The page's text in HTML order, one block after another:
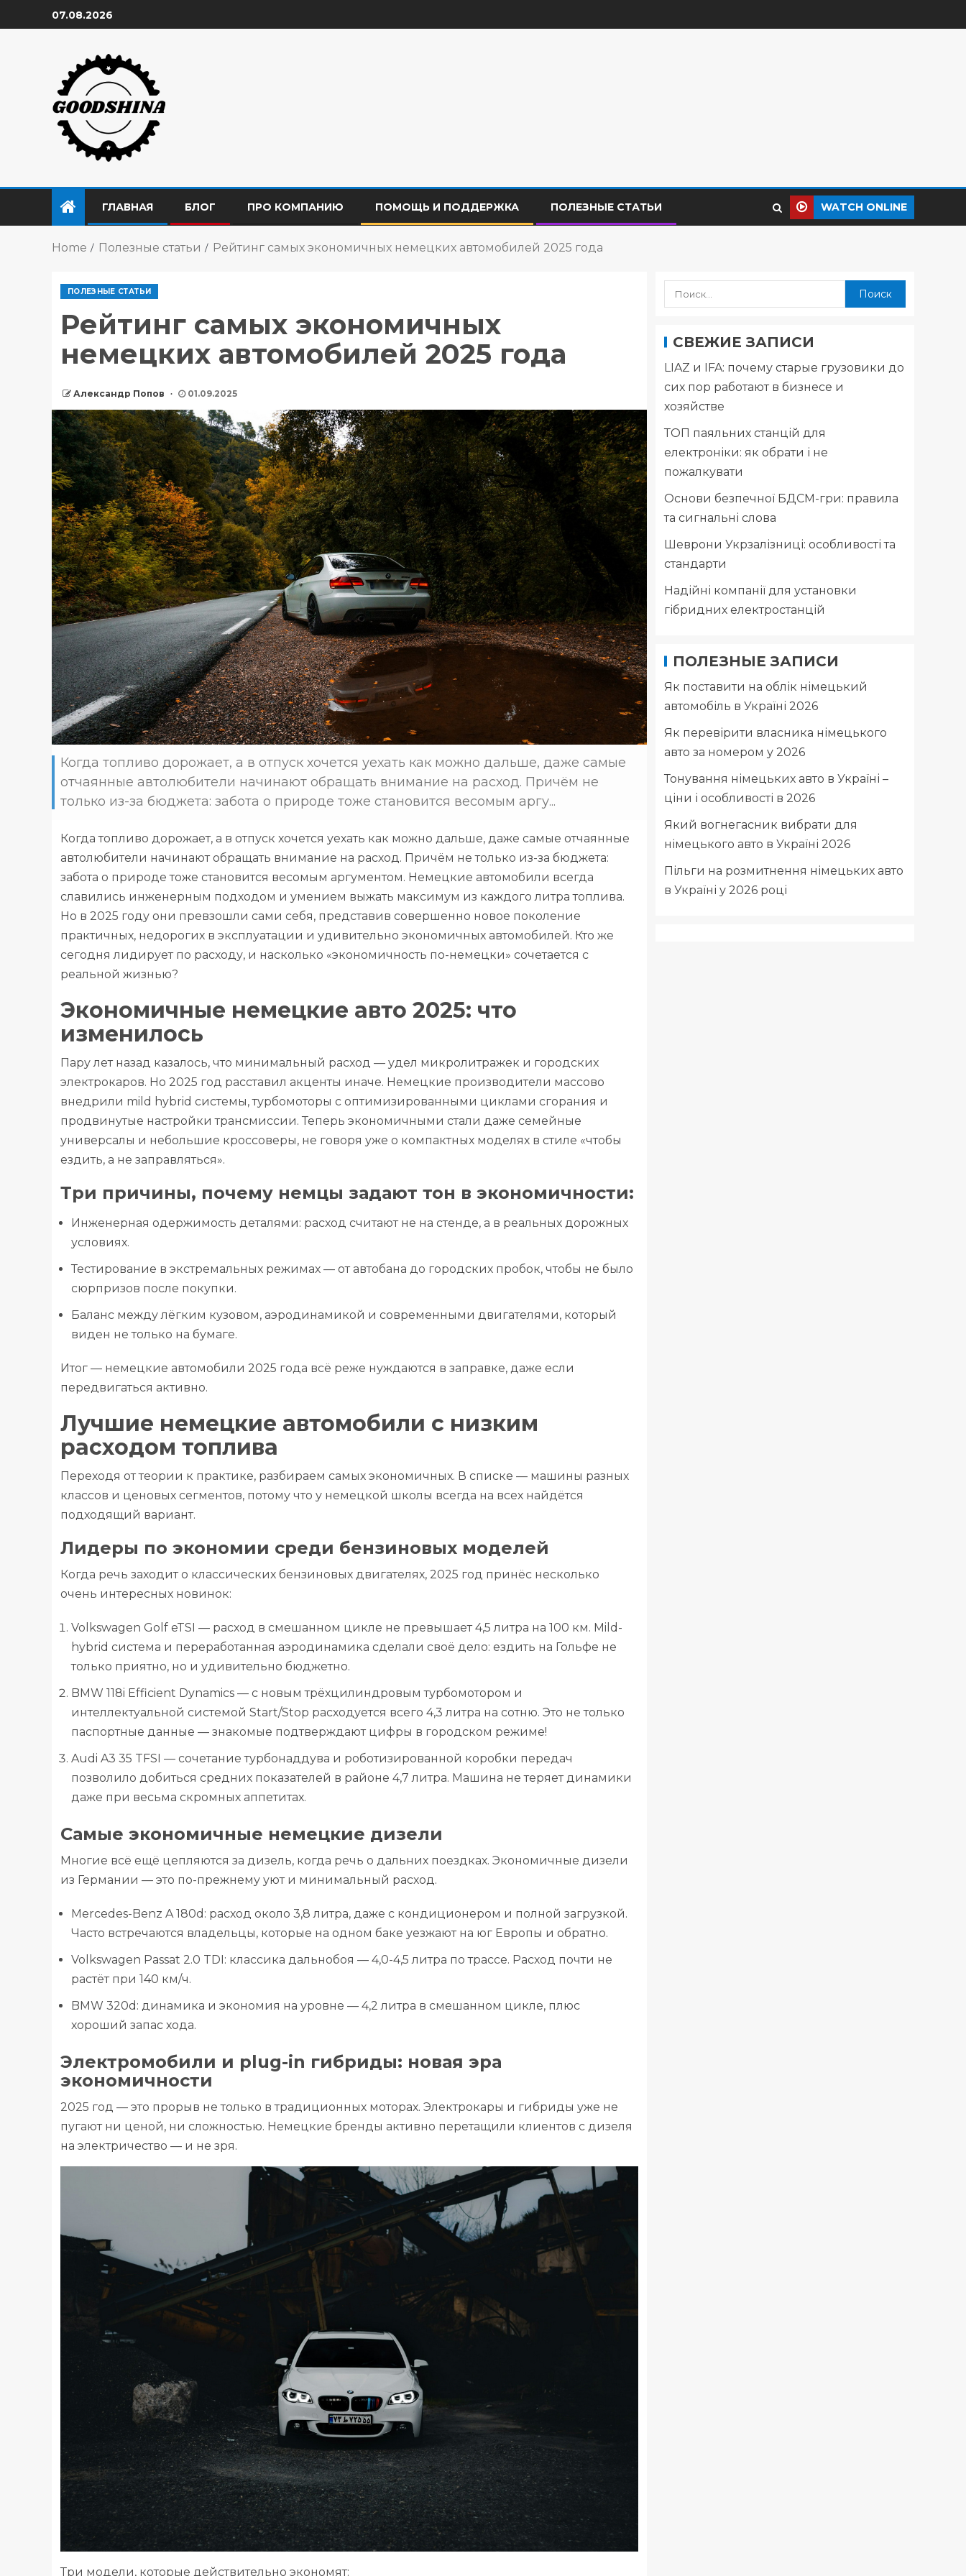
07.08.2026
ГЛАВНАЯ БЛОГ ПРО КОМПАНИЮ ПОМОЩЬ И ПОДДЕРЖКА ПОЛЕЗНЫЕ СТАТЬИ WATCH ONLINE
Home Полезные статьи Рейтинг самых экономичных немецких автомобилей 2025 года
ПОЛЕЗНЫЕ СТАТЬИ
Рейтинг самых экономичных
немецких автомобилей 2025 года
Александр Попов 01.09.2025
Когда топливо дорожает, а в отпуск хочется уехать как можно дальше, даже самые
отчаянные автолюбители начинают обращать внимание на расход. Причём не
только из-за бюджета: забота о природе тоже становится весомым аргу...
Когда топливо дорожает, а в отпуск хочется уехать как можно дальше, даже самые отчаянные
автолюбители начинают обращать внимание на расход. Причём не только из-за бюджета:
забота о природе тоже становится весомым аргументом. Немецкие автомобили всегда
славились инженерным подходом и умением выжать максимум из каждого литра топлива.
Но в 2025 году они превзошли сами себя, представив совершенно новое поколение
практичных, недорогих в эксплуатации и удивительно экономичных автомобилей. Кто же
сегодня лидирует по расходу, и насколько «экономичность по-немецки» сочетается с
реальной жизнью?
Экономичные немецкие авто 2025: что
изменилось
Пару лет назад казалось, что минимальный расход — удел микролитражек и городских
электрокаров. Но 2025 год расставил акценты иначе. Немецкие производители массово
внедрили mild hybrid системы, турбомоторы с оптимизированными циклами сгорания и
продвинутые настройки трансмиссии. Теперь экономичными стали даже семейные
универсалы и небольшие кроссоверы, не говоря уже о компактных моделях в стиле «чтобы
ездить, а не заправляться».
Три причины, почему немцы задают тон в экономичности:
Инженерная одержимость деталями: расход считают не на стенде, а в реальных дорожных
условиях.
Тестирование в экстремальных режимах — от автобана до городских пробок, чтобы не было
сюрпризов после покупки.
Баланс между лёгким кузовом, аэродинамикой и современными двигателями, который
виден не только на бумаге.
Итог — немецкие автомобили 2025 года всё реже нуждаются в заправке, даже если
передвигаться активно.
Лучшие немецкие автомобили с низким
расходом топлива
Переходя от теории к практике, разбираем самых экономичных. В списке — машины разных
классов и ценовых сегментов, потому что у немецкой школы всегда на всех найдётся
подходящий вариант.
Лидеры по экономии среди бензиновых моделей
Когда речь заходит о классических бензиновых двигателях, 2025 год принёс несколько
очень интересных новинок:
Volkswagen Golf eTSI — расход в смешанном цикле не превышает 4,5 литра на 100 км. Mild-
hybrid система и переработанная аэродинамика сделали своё дело: ездить на Гольфе не
только приятно, но и удивительно бюджетно.
BMW 118i Efficient Dynamics — с новым трёхцилиндровым турбомотором и
интеллектуальной системой Start/Stop расходуется всего 4,3 литра на сотню. Это не только
паспортные данные — знакомые подтверждают цифры в городском режиме!
Audi A3 35 TFSI — сочетание турбонаддува и роботизированной коробки передач
позволило добиться средних показателей в районе 4,7 литра. Машина не теряет динамики
даже при весьма скромных аппетитах.
Самые экономичные немецкие дизели
Многие всё ещё цепляются за дизель, когда речь о дальних поездках. Экономичные дизели
из Германии — это по-прежнему уют и минимальный расход.
Mercedes-Benz A 180d: расход около 3,8 литра, даже с кондиционером и полной загрузкой.
Часто встречаются владельцы, которые на одном баке уезжают на юг Европы и обратно.
Volkswagen Passat 2.0 TDI: классика дальнобоя — 4,0-4,5 литра по трассе. Расход почти не
растёт при 140 км/ч.
BMW 320d: динамика и экономия на уровне — 4,2 литра в смешанном цикле, плюс
хороший запас хода.
Электромобили и plug-in гибриды: новая эра
экономичности
2025 год — это прорыв не только в традиционных моторах. Электрокары и гибриды уже не
пугают ни ценой, ни сложностью. Немецкие бренды активно перетащили клиентов с дизеля
на электричество — и не зря.
Три модели, которые действительно экономят:
СВЕЖИЕ ЗАПИСИ
LIAZ и IFA: почему старые грузовики до
сих пор работают в бизнесе и
хозяйстве
ТОП паяльних станцій для
електроніки: як обрати і не
пожалкувати
Основи безпечної БДСМ-гри: правила
та сигнальні слова
Шеврони Укрзалізниці: особливості та
стандарти
Надійні компанії для установки
гібридних електростанцій
ПОЛЕЗНЫЕ ЗАПИСИ
Як поставити на облік німецький
автомобіль в Україні 2026
Як перевірити власника німецького
авто за номером у 2026
Тонування німецьких авто в Україні –
ціни і особливості в 2026
Який вогнегасник вибрати для
німецького авто в Україні 2026
Пільги на розмитнення німецьких авто
в Україні у 2026 році